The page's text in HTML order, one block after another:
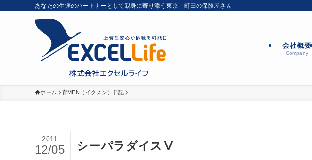
あなたの生涯のパートナーとして親身に寄り添う東京・町田の保険屋さん
会社概要
Company
ホーム 育MEN（イクメン）日記
シーパラダイスⅤ
2011
12/05